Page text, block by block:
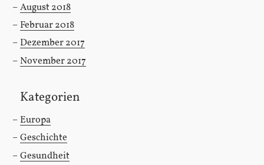
August 2018
Februar 2018
Dezember 2017
November 2017
Kategorien
Europa
Geschichte
Gesundheit